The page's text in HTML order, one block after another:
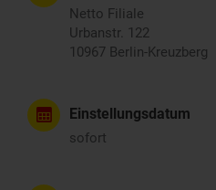
Netto Filiale
Urbanstr. 122
10967 Berlin-Kreuzberg
Einstellungsdatum
sofort